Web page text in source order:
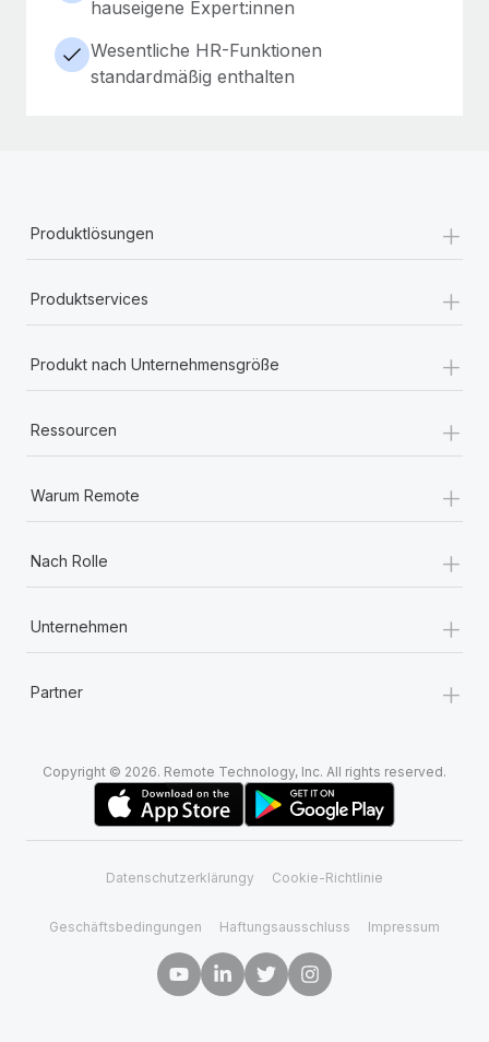
hauseigene Expert:innen
Wesentliche HR-Funktionen
standardmäßig enthalten
Produktlösungen +
Produktservices +
Produkt nach Unternehmensgröße +
Ressourcen +
Warum Remote +
Nach Rolle +
Unternehmen +
Partner +
Copyright © 2026. Remote Technology, Inc. All rights reserved.
Datenschutzerklärungy Cookie-Richtlinie
Geschäftsbedingungen Haftungsausschluss Impressum